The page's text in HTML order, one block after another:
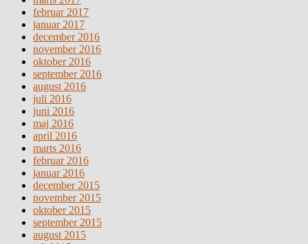
februar 2017
januar 2017
december 2016
november 2016
oktober 2016
september 2016
august 2016
juli 2016
juni 2016
maj 2016
april 2016
marts 2016
februar 2016
januar 2016
december 2015
november 2015
oktober 2015
september 2015
august 2015